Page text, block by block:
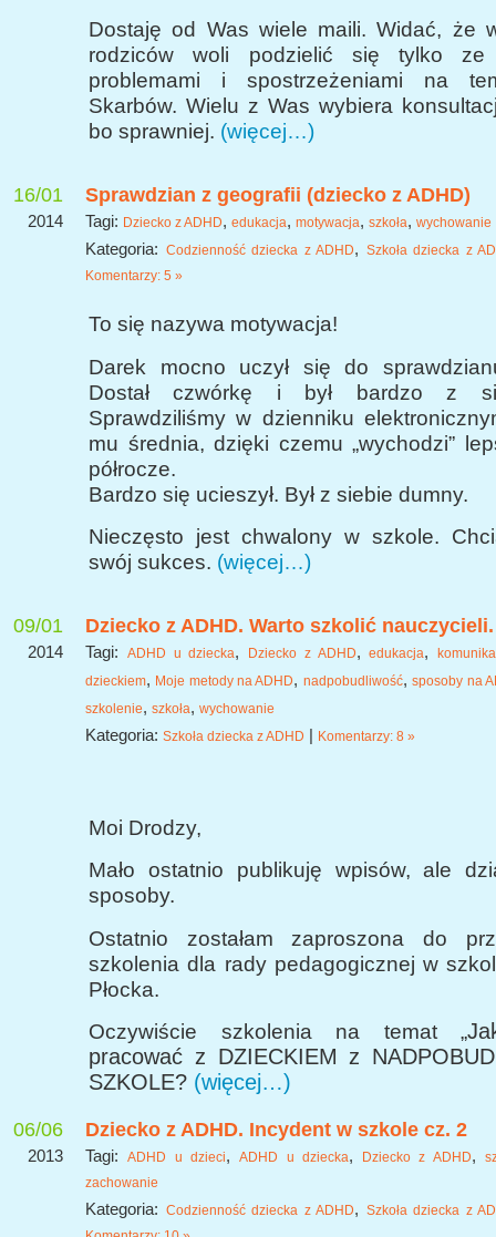
Dostaję od Was wiele maili. Widać, że
rodziców woli podzielić się tylko ze
problemami i spostrzeżeniami na
Skarbów. Wielu z Was wybiera
bo sprawniej. (więcej…)
16/01
2014
Sprawdzian z geografii (dziecko z ADHD)
Tagi: Dziecko z ADHD, edukacja, motywacja, szkoła, wychowanie
Kategoria: Codzienność dziecka z ADHD, Szkoła dziecka z
Komentarzy: 5 »
To się nazywa motywacja!
Darek mocno uczył się do
Dostał czwórkę i był bardzo z
Sprawdziliśmy w dzienniku
mu średnia, dzięki czemu „wychodzi”
półrocze.
Bardzo się ucieszył. Był z siebie dumny.
Nieczęsto jest chwalony w szkole.
swój sukces. (więcej…)
09/01
2014
Dziecko z ADHD. Warto szkolić nauczycieli.
Tagi: ADHD u dziecka, Dziecko z ADHD,edukacja,
dzieckiem, Moje metody na ADHD, nadpobudliwość,sposoby na
szkolenie, szkoła, wychowanie
Kategoria: Szkoła dziecka z ADHD | Komentarzy: 8 »
Moi Drodzy,
Mało ostatnio publikuję wpisów, ale
sposoby.
Ostatnio zostałam zaproszona do
szkolenia dla rady pedagogicznej w
Płocka.
Oczywiście szkolenia na temat „
pracować z DZIECKIEM z
SZKOLE? (więcej…)
06/06
2013
Dziecko z ADHD. Incydent w szkole cz. 2
Tagi:ADHD u dzieci,ADHD u dziecka, Dziecko z ADHD,
zachowanie
Kategoria: Codzienność dziecka z ADHD, Szkoła dziecka z